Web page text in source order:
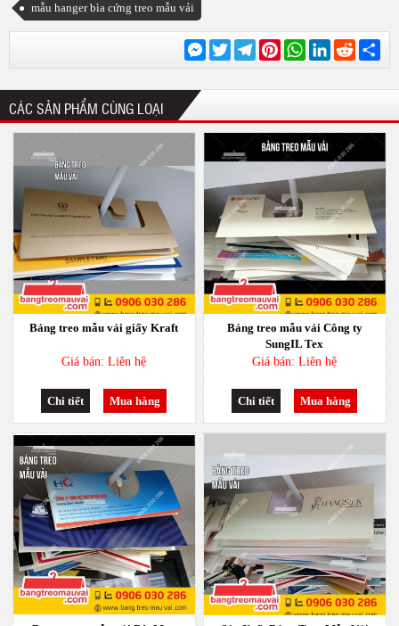
mẫu hanger bìa cứng treo mẫu vải
MessengerTwitterTelegramPinterestWhatsAppLinkedIn
Reddit
CÁC SẢN PHẨM CÙNG LOẠI
Bảng treo mẫu vải giấy Kraft
Giá bán: Liên hệ
Chi tiết Mua hàng
Bảng treo mẫu vải Công ty
SungIL Tex
Giá bán: Liên hệ
Chi tiết Mua hàng